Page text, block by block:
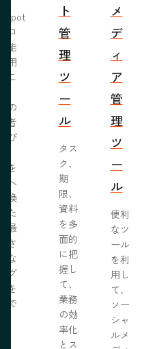
ロ
能
用
こ
の
者
び
を
へ
換
た
最
さ
な
グ
を
で
ト
管
理
ツ
ー
ル
タス
ク、
期
限、
資料
を多
面的
に把
握し
て、
業務
の効
率化
とス
メ
デ
ィ
ア
管
理
ツ
ー
ル
便利
なツ
ール
を利
用し
て、
ソー
シャ
ルメ